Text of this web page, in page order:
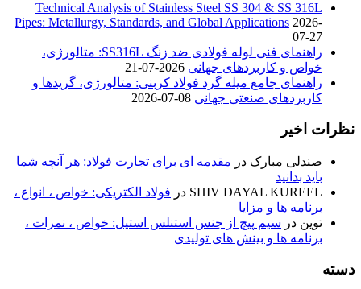
Technical Analysis of Stainless Steel SS 304 & SS 316L
Pipes: Metallurgy, Standards, and Global Applications 2026-
07-27
راهنمای فنی لوله فولادی ضد زنگ SS316L: متالورژی،
خواص و کاربردهای جهانی 2026-07-21
راهنمای جامع میله گرد فولاد کربنی: متالورژی، گریدها و
کاربردهای صنعتی جهانی 08-07-2026
نظرات اخیر
صندلی مبارک در مقدمه ای برای تجارت فولاد: هر آنچه شما
باید بدانید
SHIV DAYAL KUREEL در فولاد الکتریکی: خواص ، انواع ،
برنامه ها و مزایا
توین در سیم پیچ از جنس استنلس استیل: خواص ، نمرات ،
برنامه ها و بینش های تولیدی
دسته